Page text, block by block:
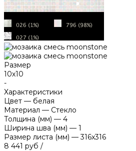
Размер
10х10
-
Характеристики
Цвет — белая
Материал — Стекло
Толщина (мм) — 4
Ширина шва (мм) — 1
Размер листа (мм) — 316x316
8 441 руб /